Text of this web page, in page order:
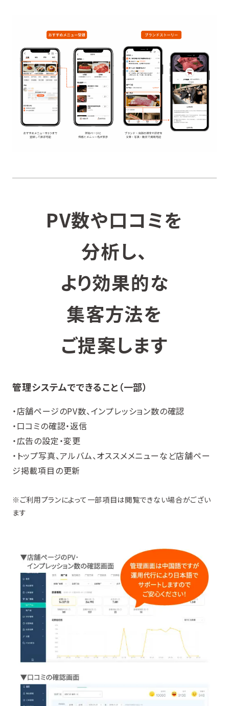
PV数や口コミを
分析し、
より効果的な
集客方法を
ご提案します
管理システムでできること（一部）
・店舗ページのPV数、インプレッション数の確認
・口コミの確認・返信
・広告の設定・変更
・トップ写真、アルバム、オススメメニューなど店舗ペー
ジ掲載項目の更新
※ご利用プランによって一部項目は閲覧できない場合がござい
ます